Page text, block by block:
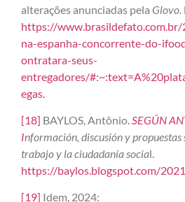
alterações anunciadas pela Glovo.
https://
na-espanha-concorrente-do-
ontratara-seus-
entregadores/
egas.
[18] BAYLOS, Antônio.SEGÚN
Información, discusión y propuestas
trabajo y la ciudadanía social.
https://baylos.blogspot.com/
[19] Idem, 2024: